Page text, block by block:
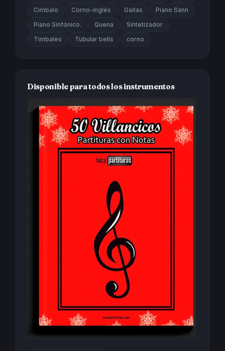
Cimbalo Corno-inglés Gaitas Piano Sann
Piano Sinfónico. Quena Sintetizador
Timbales Tubular bells corno
Disponible para todos los instrumentos